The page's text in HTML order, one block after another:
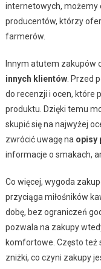
internetowych, możemy
producentów, którzy
farmerów.
Innym atutem zakupów
innych klientów. Przed
do recenzji i ocen, które
produktu. Dzięki temu
skupić się na najwyżej
zwrócić uwagę na opisy
informacje o smakach,
Co więcej, wygoda
przyciąga miłośników
dobę, bez ograniczeń
pozwala na zakupy
komfortowe. Często
zniżki, co czyni zakupy